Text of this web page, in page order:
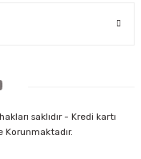
saklıdır - Kredi kartı
Korunmaktadır.